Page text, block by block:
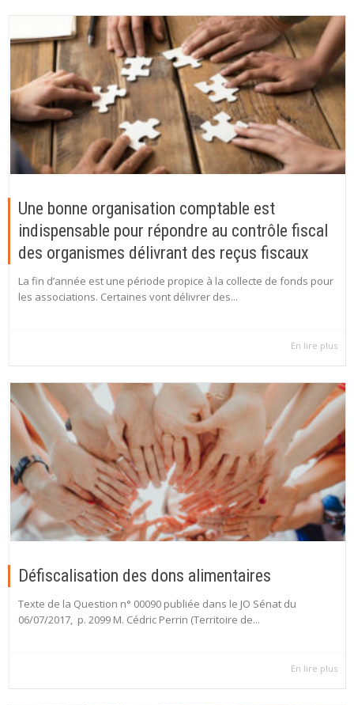
Une bonne organisation comptable est
indispensable pour répondre au contrôle fiscal
des organismes délivrant des reçus fiscaux
La fin d’année est une période propice à la collecte de fonds pour
les associations. Certaines vont délivrer des...
En lire plus
Défiscalisation des dons alimentaires
Texte de la Question n° 00090 publiée dans le JO Sénat du
06/07/2017, p. 2099 M. Cédric Perrin (Territoire de...
En lire plus